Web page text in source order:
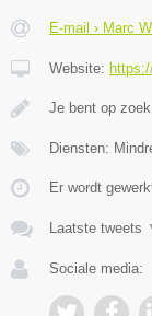
E-mail › Marc
Website:
Je bent op
Diensten:
Er wordt
Laatste tweets
Sociale media: